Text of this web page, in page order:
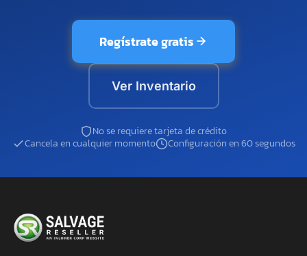
Regístrate gratis
Ver Inventario
No se requiere tarjeta de crédito
Cancela en cualquier momento
Configuración en 60 segundos